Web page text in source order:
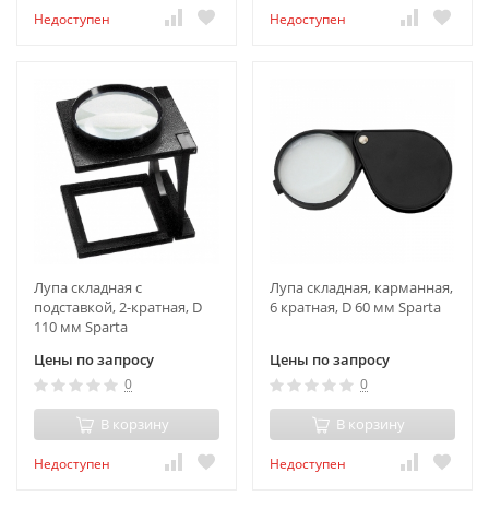
Недоступен Недоступен
Лупа складная с
подставкой, 2-кратная, D
110 мм Sparta
Цены по запросу
0
В корзину
Недоступен
Лупа складная, карманная,
6 кратная, D 60 мм Sparta
Цены по запросу
0
В корзину
Недоступен